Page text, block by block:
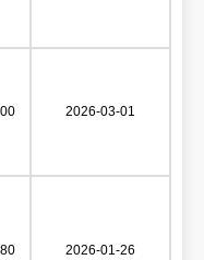
2026-03-01
2026-01-26